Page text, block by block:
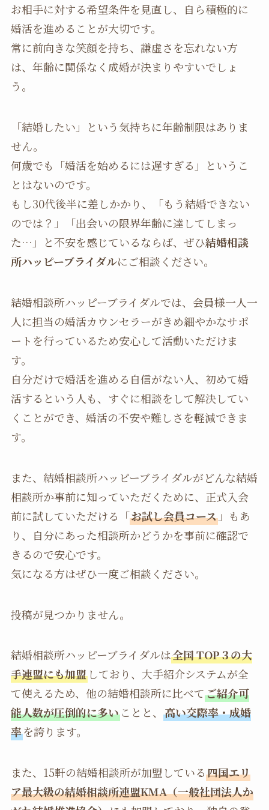
お相手に対する希望条件を見直し、自ら積極的に
婚活を進めることが大切です。
常に前向きな笑顔を持ち、謙虚さを忘れない方
は、年齢に関係なく成婚が決まりやすいでしょ
う。
「結婚したい」という気持ちに年齢制限はありま
せん。
何歳でも「婚活を始めるには遅すぎる」というこ
とはないのです。
もし30代後半に差しかかり、「もう結婚できない
のでは？」「出会いの限界年齢に達してしまっ
た…」と不安を感じているならば、ぜひ結婚相談
所ハッピーブライダルにご相談ください。
結婚相談所ハッピーブライダルでは、会員様一人一
人に担当の婚活カウンセラーがきめ細やかなサポ
ートを行っているため安心して活動いただけま
す。
自分だけで婚活を進める自信がない人、初めて婚
活するという人も、すぐに相談をして解決してい
くことができ、婚活の不安や難しさを軽減できま
す。
また、結婚相談所ハッピーブライダルがどんな結婚
相談所か事前に知っていただくために、正式入会
前に試していただける「お試し会員コース」もあ
り、自分にあった相談所かどうかを事前に確認で
きるので安心です。
気になる方はぜひ一度ご相談ください。
投稿が見つかりません。
結婚相談所ハッピーブライダルは全国 TOP３の大
手連盟にも加盟しており、大手紹介システムが全
て使えるため、他の結婚相談所に比べてご紹介可
能人数が圧倒的に多いことと、 高い交際率・成婚
率を誇ります。
また、15軒の結婚相談所が加盟している四国エリ
ア最大級の結婚相談所連盟KMA（一般社団法人か